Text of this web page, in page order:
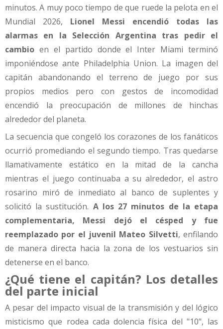
minutos. A muy poco tiempo de que ruede la pelota en el
Mundial 2026, Lionel Messi encendió todas las
alarmas en la Selección Argentina tras pedir el
cambio en el partido donde el Inter Miami terminó
imponiéndose ante Philadelphia Union. La imagen del
capitán abandonando el terreno de juego por sus
propios medios pero con gestos de incomodidad
encendió la preocupación de millones de hinchas
alrededor del planeta.
La secuencia que congeló los corazones de los fanáticos
ocurrió promediando el segundo tiempo. Tras quedarse
llamativamente estático en la mitad de la cancha
mientras el juego continuaba a su alrededor, el astro
rosarino miró de inmediato al banco de suplentes y
solicitó la sustitución. A los 27 minutos de la etapa
complementaria, Messi dejó el césped y fue
reemplazado por el juvenil Mateo Silvetti, enfilando
de manera directa hacia la zona de los vestuarios sin
detenerse en el banco.
¿Qué tiene el capitán? Los detalles
del parte inicial
A pesar del impacto visual de la transmisión y del lógico
misticismo que rodea cada dolencia física del "10", las